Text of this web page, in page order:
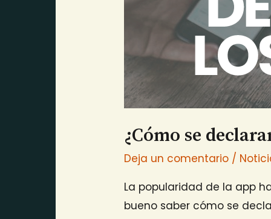
¿Cómo se
Deja un comentario /
La popularidad de la app
bueno saber cómo se